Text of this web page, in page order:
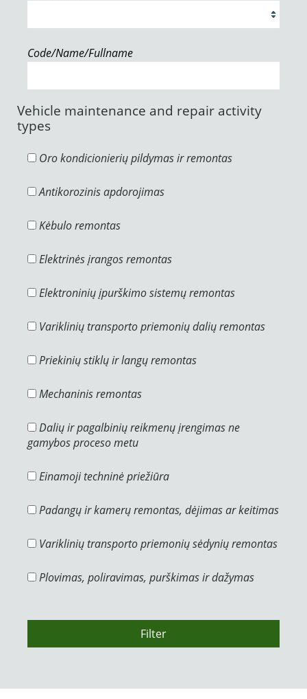
Code/Name/Fullname
Vehicle maintenance and repair activity
types
Oro kondicionierių pildymas ir remontas
Antikorozinis apdorojimas
Kėbulo remontas
Elektrinės įrangos remontas
Elektroninių įpurškimo sistemų remontas
Variklinių transporto priemonių dalių remontas
Priekinių stiklų ir langų remontas
Mechaninis remontas
Dalių ir pagalbinių reikmenų įrengimas ne
gamybos proceso metu
Einamoji techninė priežiūra
Padangų ir kamerų remontas, dėjimas ar keitimas
Variklinių transporto priemonių sėdynių remontas
Plovimas, poliravimas, purškimas ir dažymas
Filter